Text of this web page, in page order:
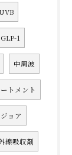
UVB
GLP-1
中周波
トメント
ョア
線吸収剤